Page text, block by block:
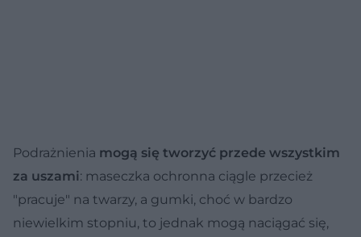
Podrażnienia mogą się tworzyć przede wszystkim
za uszami: maseczka ochronna ciągle przecież
"pracuje" na twarzy, a gumki, choć w bardzo
niewielkim stopniu, to jednak mogą naciągać się,